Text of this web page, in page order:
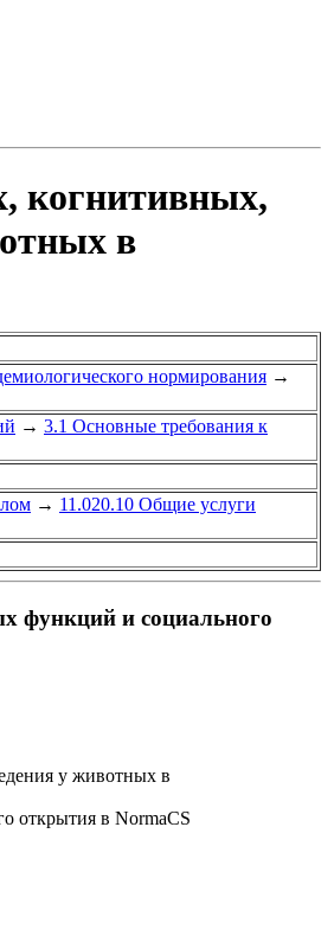
когнитивных,
в
нормирования →
→ 3.1 Основные требования к
→ 11.020.10 Общие услуги
функций и социального
у животных в
открытия в NormaCS